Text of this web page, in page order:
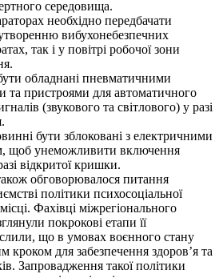
середовища.
необхідно передбачати
вибухонебезпечних
так і у повітрі робочої зони
обладнані пневматичними
та пристроями для автоматичного
(звукового та світлового) у разі
бути зблоковані з електричними
щоб унеможливити включення
відкритої кришки.
обговорювалося питання
політики психосоціальної
Фахівці міжрегіонального
покрокові етапи її
що в умовах воєнного стану
кроком для забезпечення здоров’я та
Запровадження такої політики